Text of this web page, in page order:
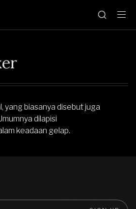
yang biasanya disebut juga
dilapisi
keadaan gelap.